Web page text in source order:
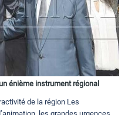
énième instrument régional
de la région Les